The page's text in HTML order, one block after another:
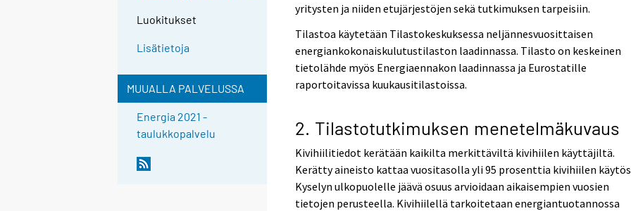
Luokitukset
Lisätietoja
MUUALLA PALVELUSSA
Energia 2021 -
taulukkopalvelu
yritysten ja niiden etujärjestöjen sekä tutkimuksen tarpeisiin.
Tilastoa käytetään Tilastokeskuksessa neljännesvuosittaisen
energiankokonaiskulutustilaston laadinnassa. Tilasto on keskeinen
tietolähde myös Energiaennakon laadinnassa ja Eurostatille
raportoitavissa kuukausitilastoissa.
2. Tilastotutkimuksen menetelmäkuvaus
Kivihiilitiedot kerätään kaikilta merkittäviltä kivihiilen käyttäjiltä.
Kerätty aineisto kattaa vuositasolla yli 95 prosenttia kivihiilen
Kyselyn ulkopuolelle jäävä osuus arvioidaan aikaisempien vuosien
tietojen perusteella. Kivihiilellä tarkoitetaan energiantuotannossa